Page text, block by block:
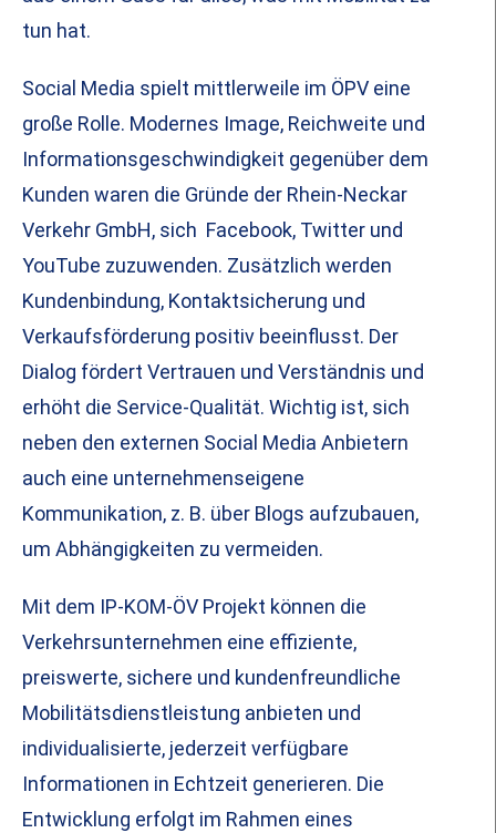
tun hat.
Social Media spielt mittlerweile im ÖPV eine
große Rolle. Modernes Image, Reichweite und
Informationsgeschwindigkeit gegenüber dem
Kunden waren die Gründe der Rhein-Neckar
Verkehr GmbH, sich Facebook, Twitter und
YouTube zuzuwenden. Zusätzlich werden
Kundenbindung, Kontaktsicherung und
Verkaufsförderung positiv beeinflusst. Der
Dialog fördert Vertrauen und Verständnis und
erhöht die Service-Qualität. Wichtig ist, sich
neben den externen Social Media Anbietern
auch eine unternehmenseigene
Kommunikation, z. B. über Blogs aufzubauen,
um Abhängigkeiten zu vermeiden.
Mit dem IP-KOM-ÖV Projekt können die
Verkehrsunternehmen eine effiziente,
preiswerte, sichere und kundenfreundliche
Mobilitätsdienstleistung anbieten und
individualisierte, jederzeit verfügbare
Informationen in Echtzeit generieren. Die
Entwicklung erfolgt im Rahmen eines